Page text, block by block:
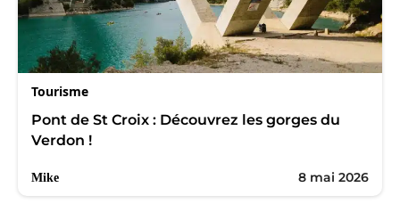
Tourisme
Pont de St Croix : Découvrez les gorges du
Verdon !
Mike 8 mai 2026